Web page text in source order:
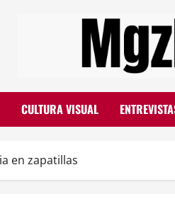
CULTURA VISUAL
en zapatillas